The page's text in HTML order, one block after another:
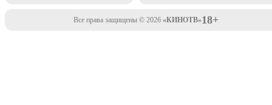
Все права защищены © 2026 «КИНОТВ»18+